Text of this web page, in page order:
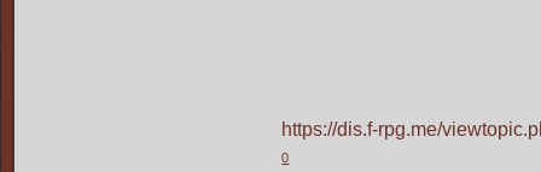
https://dis.f-rpg.me/
0